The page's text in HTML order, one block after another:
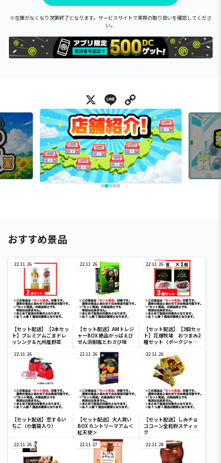
※在庫がなくなり次第終了となります。サービスサイトで実際の取り扱いを確認してくださ
い。
X Line
おすすめ景品
22.11.26
【セット配送】【2本セッ
ト】プレミアムごまドレ
ッシング＆九州産野菜
22.11.26
【セット配送】AMトレジ
ャーBOX 絶品かっぱえび
せん浜御塩とわさび味
22.11.26
【セット配送】【3個セッ
ト】花畑牧場 おつまみ2
種セット（ポークジャー
個）
22.11.26
【セット配送】恋するい
ちご（巾着袋入り）
22.11.26
【セット配送】大人買い
BOX カントリーマアム＜
紅天使＞
22.11.26
【セット配送】しみチョ
ココーン全粒粉スティッ
ク
22.11.26 22.11.27 22.11.28